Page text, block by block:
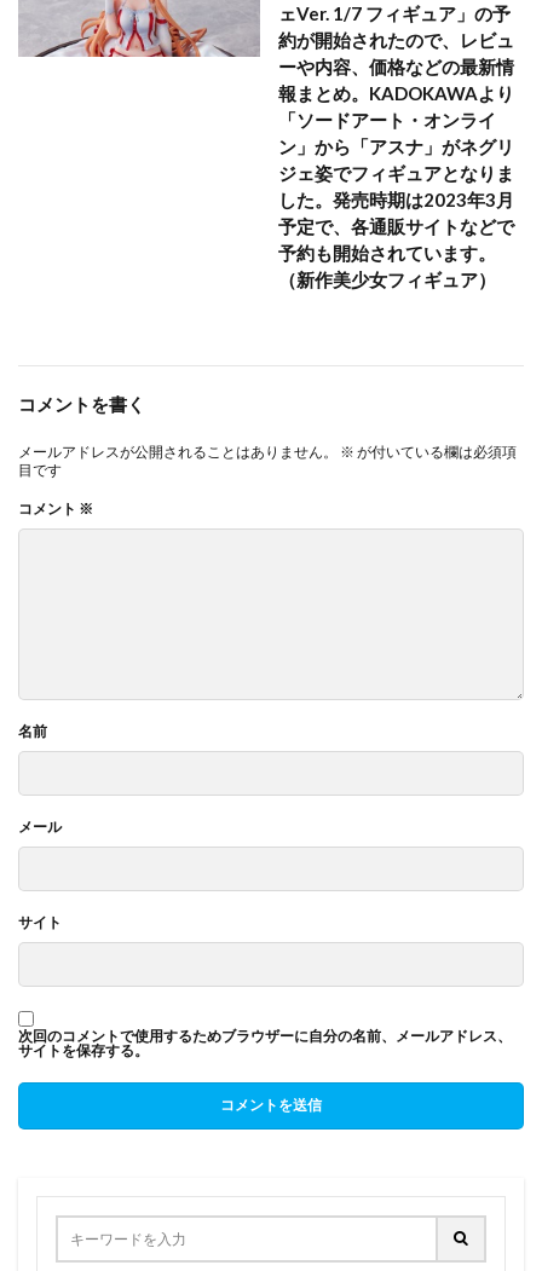
ェVer. 1/7 フィギュア」の予
約が開始されたので、レビュ
ーや内容、価格などの最新情
報まとめ。KADOKAWAより
「ソードアート・オンライ
ン」から「アスナ」がネグリ
ジェ姿でフィギュアとなりま
した。発売時期は2023年3月
予定で、各通販サイトなどで
予約も開始されています。
（新作美少女フィギュア）
コメントを書く
メールアドレスが公開されることはありません。 ※ が付いている欄は必須項
目です
コメント ※
名前
メール
サイト
次回のコメントで使用するためブラウザーに自分の名前、メールアドレス、
サイトを保存する。